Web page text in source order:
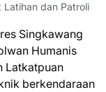
Latihan dan Patroli
Singkawang
Humanis
Latkatpuan
berkendaraan